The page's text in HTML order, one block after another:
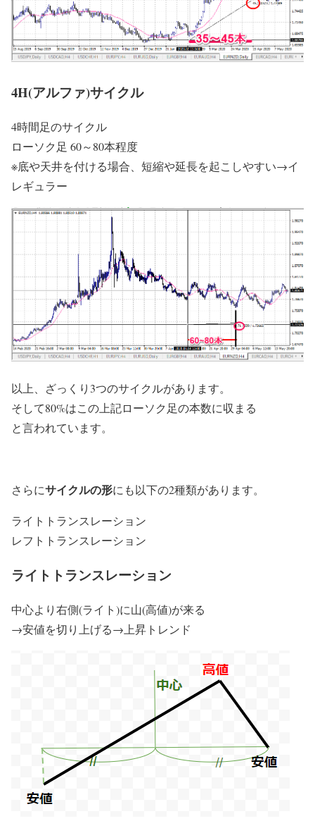
4H(アルファ)サイクル
4時間足のサイクル
ローソク足 60～80本程度
※底や天井を付ける場合、短縮や延長を起こしやすい→イ
レギュラー
以上、ざっくり3つのサイクルがあります。
そして80%はこの上記ローソク足の本数に収まる
と言われています。
さらにサイクルの形にも以下の2種類があります。
ライトトランスレーション
レフトトランスレーション
ライトトランスレーション
中心より右側(ライト)に山(高値)が来る
→安値を切り上げる→上昇トレンド